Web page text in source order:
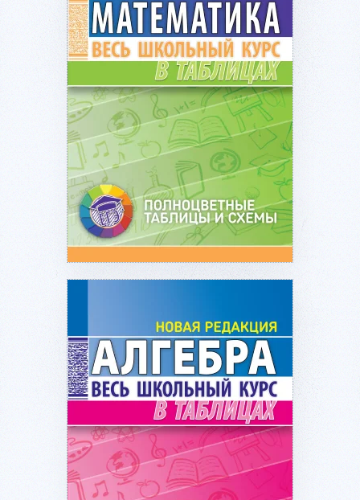
Подробнее...
Подробнее...